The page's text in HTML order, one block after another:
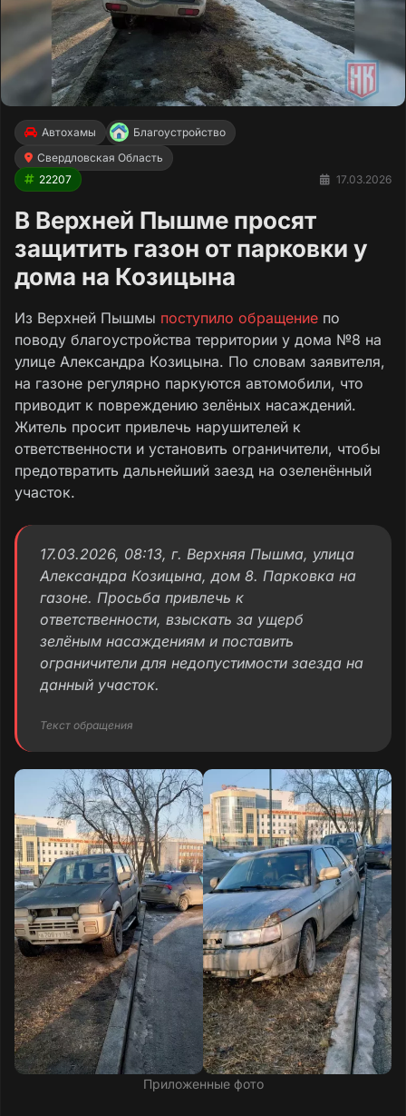
Автохамы
Благоустройство
Свердловская Область
22207
17.03.2026
В Верхней Пышме просят
защитить газон от парковки у
дома на Козицына
Из Верхней Пышмы поступило обращение по
поводу благоустройства территории у дома №8 на
улице Александра Козицына. По словам заявителя,
на газоне регулярно паркуются автомобили, что
приводит к повреждению зелёных насаждений.
Житель просит привлечь нарушителей к
ответственности и установить ограничители, чтобы
предотвратить дальнейший заезд на озеленённый
участок.
17.03.2026, 08:13, г. Верхняя Пышма, улица
Александра Козицына, дом 8. Парковка на
газоне. Просьба привлечь к
ответственности, взыскать за ущерб
зелёным насаждениям и поставить
ограничители для недопустимости заезда на
данный участок.
Текст обращения
Приложенные фото